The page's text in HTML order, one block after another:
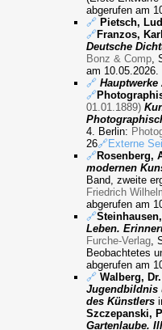
abgerufen am
🔗 Pietsch,
🔗Franzos,
Deutsche
Bonz & Comp,
am 10.05.2026.
🔗
🔗
01.01.1889)
4. Berlin:
26🔗Externe
🔗Rosenberg,
modernen
Band, zweite
Friedrich
abgerufen am
🔗
Leben.
Furche-Verlag,
Beobachtetes
abgerufen am
🔗 Walberg,
Jugendbildnis
des Künstlers
Szczepanski,
Gartenlaube.